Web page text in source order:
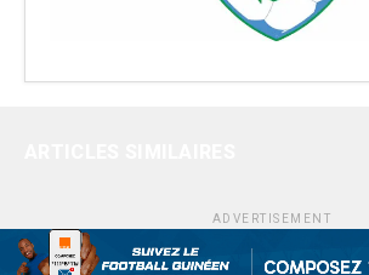
ADVERTISEMENT